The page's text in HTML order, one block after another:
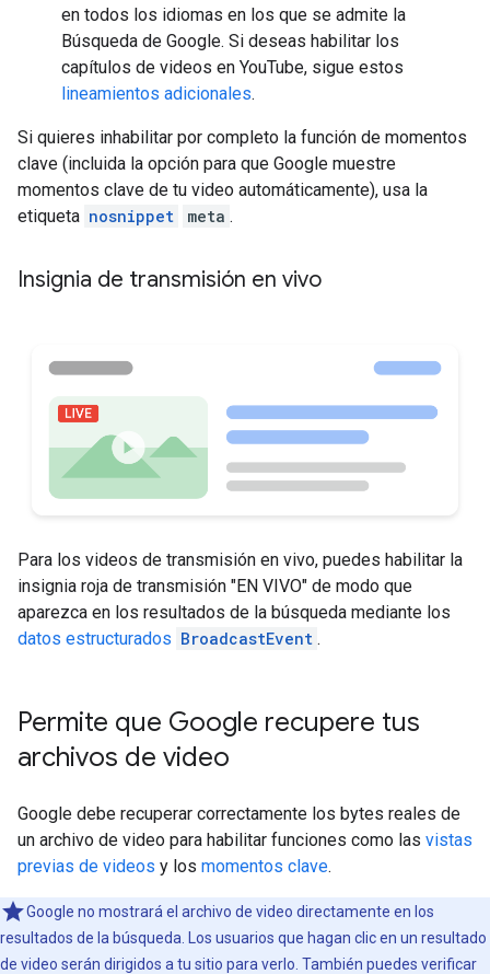
en todos los idiomas en los que se admite la
Búsqueda de Google. Si deseas habilitar los
capítulos de videos en YouTube, sigue estos
lineamientos adicionales.
Si quieres inhabilitar por completo la función de momentos
clave (incluida la opción para que Google muestre
momentos clave de tu video automáticamente), usa la
etiqueta nosnippet meta .
Insignia de transmisión en vivo
Para los videos de transmisión en vivo, puedes habilitar la
insignia roja de transmisión "EN VIVO" de modo que
aparezca en los resultados de la búsqueda mediante los
datos estructurados BroadcastEvent .
Permite que Google recupere tus
archivos de video
Google debe recuperar correctamente los bytes reales de
un archivo de video para habilitar funciones como las vistas
previas de videos y los momentos clave.
Google no mostrará el archivo de video directamente en los
resultados de la búsqueda. Los usuarios que hagan clic en un resultado
de video serán dirigidos a tu sitio para verlo. También puedes verificar